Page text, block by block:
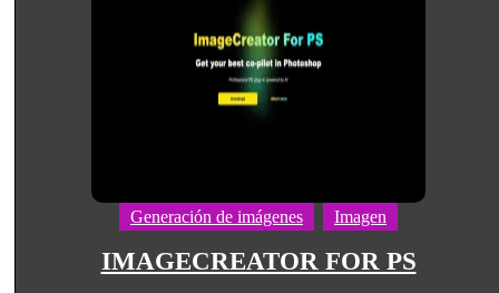
Generación de imágenes Imagen
IMAGECREATOR FOR PS